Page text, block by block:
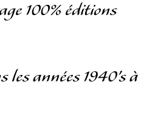
100% éditions
les années 1940’s à